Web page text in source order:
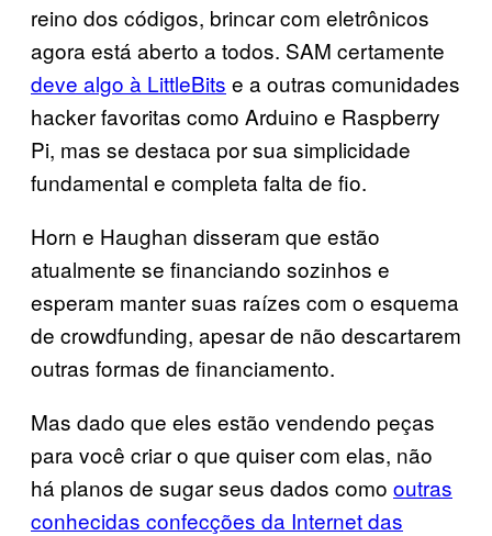
reino dos códigos, brincar com eletrônicos
agora está aberto a todos. SAM certamente
deve algo à LittleBits e a outras comunidades
hacker favoritas como Arduino e Raspberry
Pi, mas se destaca por sua simplicidade
fundamental e completa falta de fio.
Horn e Haughan disseram que estão
atualmente se financiando sozinhos e
esperam manter suas raízes com o esquema
de crowdfunding, apesar de não descartarem
outras formas de financiamento.
Mas dado que eles estão vendendo peças
para você criar o que quiser com elas, não
há planos de sugar seus dados como outras
conhecidas confecções da Internet das